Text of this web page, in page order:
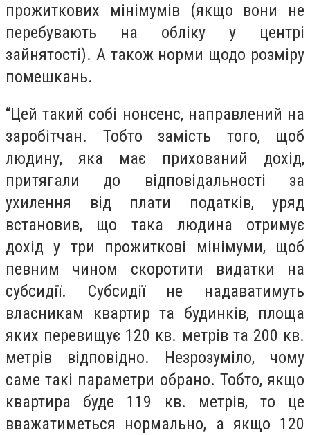
прожиткових мінімумів (якщо вони не
перебувають на обліку у центрі
зайнятості). А також норми щодо розміру
помешкань.
“Цей такий собі нонсенс, направлений на
заробітчан. Тобто замість того, щоб
людину, яка має прихований дохід,
притягали до відповідальності за
ухилення від плати податків, уряд
встановив, що така людина отримує
дохід у три прожиткові мінімуми, щоб
певним чином скоротити видатки на
субсидії. Субсидії не надаватимуть
власникам квартир та будинків, площа
яких перевищує 120 кв. метрів та 200 кв.
метрів відповідно. Незрозуміло, чому
саме такі параметри обрано. Тобто, якщо
квартира буде 119 кв. метрів, то це
вважатиметься нормально, а якщо 120